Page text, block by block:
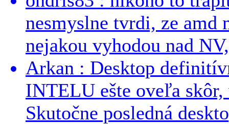
nesmyslne tvrdi, ze
nejakou vyhodou nad
Arkan : Desktop
INTELU ešte oveľa
Skutočne posledná